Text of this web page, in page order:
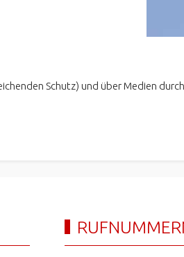
Schutz) und über Medien